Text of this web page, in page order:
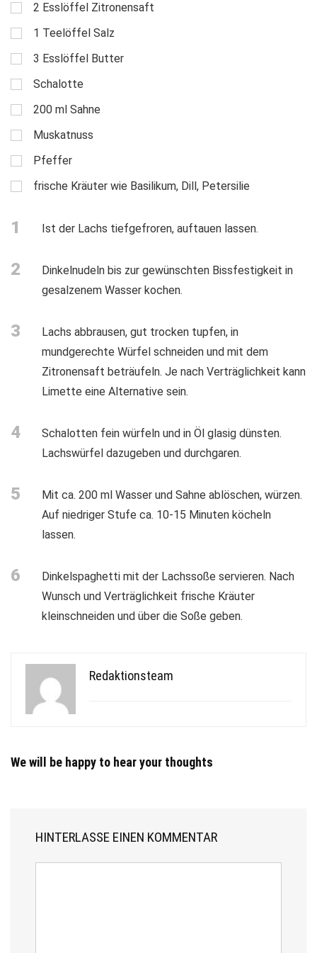
2 Esslöffel Zitronensaft
1 Teelöffel Salz
3 Esslöffel Butter
Schalotte
200 ml Sahne
Muskatnuss
Pfeffer
frische Kräuter wie Basilikum, Dill, Petersilie
1 Ist der Lachs tiefgefroren, auftauen lassen.
2
Dinkelnudeln bis zur gewünschten Bissfestigkeit in
gesalzenem Wasser kochen.
3
Lachs abbrausen, gut trocken tupfen, in
mundgerechte Würfel schneiden und mit dem
Zitronensaft beträufeln. Je nach Verträglichkeit kann
Limette eine Alternative sein.
4
Schalotten fein würfeln und in Öl glasig dünsten.
Lachswürfel dazugeben und durchgaren.
5
Mit ca. 200 ml Wasser und Sahne ablöschen, würzen.
Auf niedriger Stufe ca. 10-15 Minuten köcheln
lassen.
6
Dinkelspaghetti mit der Lachssoße servieren. Nach
Wunsch und Verträglichkeit frische Kräuter
kleinschneiden und über die Soße geben.
Redaktionsteam
We will be happy to hear your thoughts
HINTERLASSE EINEN KOMMENTAR